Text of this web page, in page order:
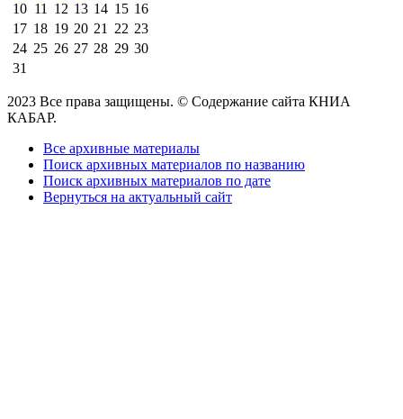
10 11 12 13 14 15 16
17 18 19 20 21 22 23
24 25 26 27 28 29 30
31
2023 Все права защищены. © Содержание сайта КНИА
КАБАР.
Все архивные материалы
Поиск архивных материалов по названию
Поиск архивных материалов по дате
Вернуться на актуальный сайт